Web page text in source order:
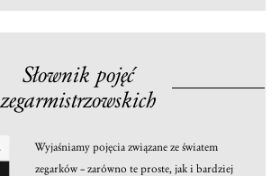
Słownik pojęć
zegarmistrzowskich
Wyjaśniamy pojęcia związane ze światem
zegarków – zarówno te proste, jak i bardziej